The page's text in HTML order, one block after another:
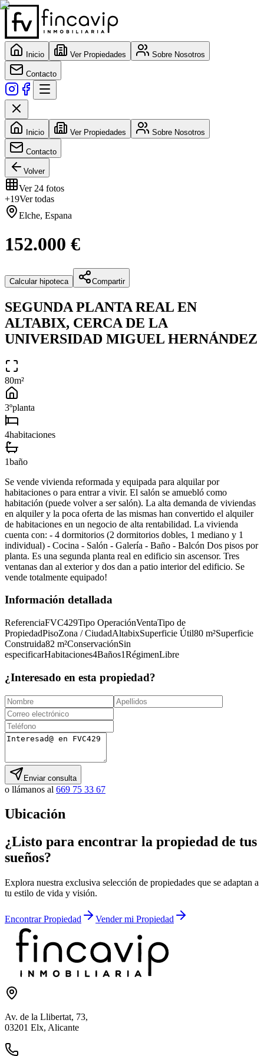
Inicio Ver Propiedades Sobre Nosotros
Contacto
Inicio Ver Propiedades Sobre Nosotros
Contacto
Volver
Ver 24 fotos
+19Ver todas
Elche, Espana
152.000 €
Calcular hipoteca Compartir
SEGUNDA PLANTA REAL EN
ALTABIX, CERCA DE LA
UNIVERSIDAD MIGUEL HERNÁNDEZ
80m²
3ºplanta
4habitaciones
1baño
Se vende vivienda reformada y equipada para alquilar por
habitaciones o para entrar a vivir. El salón se amuebló como
habitación (puede volver a ser salón). La alta demanda de viviendas
en alquiler y la poca oferta de las mismas han convertido el alquiler
de habitaciones en un negocio de alta rentabilidad. La vivienda
cuenta con: - 4 dormitorios (2 dormitorios dobles, 1 mediano y 1
individual) - Cocina - Salón - Galería - Baño - Balcón Dos pisos por
planta. Es una segunda planta real en edificio sin ascensor. Tres
ventanas dan al exterior y dos dan a patio interior del edificio. Se
vende totalmente equipado!
Información detallada
ReferenciaFVC429Tipo OperaciónVentaTipo de
PropiedadPisoZona / CiudadAltabixSuperficie Útil80 m²Superficie
Construida82 m²ConservaciónSin
especificarHabitaciones4Baños1RégimenLibre
¿Interesado en esta propiedad?
Enviar consulta
o llámanos al 669 75 33 67
Ubicación
¿Listo para encontrar la propiedad de tus
sueños?
Explora nuestra exclusiva selección de propiedades que se adaptan a
tu estilo de vida y visión.
Encontrar Propiedad Vender mi Propiedad
Av. de la Llibertat, 73,
03201 Elx, Alicante